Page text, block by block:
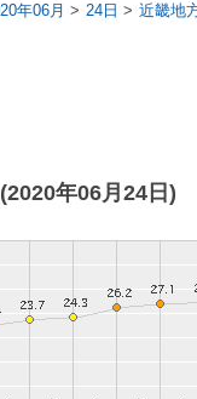
年06月 24日 近畿地
(2020年06月24日)